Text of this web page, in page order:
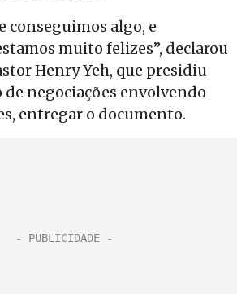
conseguimos algo, e
muito felizes”, declarou
Henry Yeh, que presidiu
de negociações envolvendo
entregar o documento.